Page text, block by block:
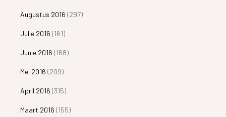
Augustus 2016 (297)
Julie 2016 (161)
Junie 2016 (168)
Mei 2016 (209)
April 2016 (315)
Maart 2016 (155)